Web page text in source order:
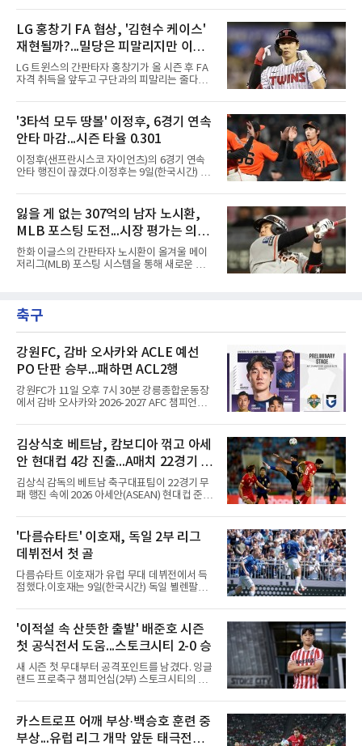
두 2위다. 올해 토론토와 1년 300만 달러에 재계
약한 그는 9위 게일로드 페리(3
크에서 열린 로스앤젤레스 에인절스전에 선발
등판해 7이닝 3피안타 무실점을 기록, 7-0 승리
를 이끌며 시즌 13승(6패)을 올렸다. 평균자책점
은 3.52로 떨어졌고, 3회를 마쳤을 때 통산 1천
226이닝을 기록해 리키 놀라스코의 구단 최다
이닝(1천225⅔이닝)을 경신했다.시즌 소화 이닝
은 163⅔이닝으로 규정이닝 162이닝을 통과했
인트루이스에서 데뷔해 이듬해 마이애미로 이적
한 그는 2022년 리그 최다 228⅔이닝
LG 홍창기 FA 협상, '김현수 케이스'
재현될까?...밀당은 피말리지만 이적
가능성은 낮아
LG 트윈스의 간판타자 홍창기가 올 시즌 후 FA
자격 취득을 앞두고 구단과의 피말리는 줄다리
김현수가 FA 시장에서 이적했던 충격적인 선례
가 소환되면서 벌써부터 팬들의 이목이 집중되
는 양상이다.다만 이번 협상은 과거 김현수 케이
스와는 판이하게 다른 환경 속에서 전개될 것으
로 보인다. 선수 측과 구단 간의 시각 차이가 팽
팽히 맞서며 내부 협상 과정은 극심한 진통을 겪
을 가능성이 크지만, 시장 외부에서 불어오는 변
에서 이탈하는 아픔을 겪었고, 이어진 2026시즌
초중반에도 실전 감각 회복
'3타석 모두 땅볼' 이정후, 6경기 연속
안타 마감...시즌 타율 0.301
이정후(샌프란시스코 자이언츠)의 6경기 연속
안타 행진이 끊겼다.이정후는 9일(한국시간) 미
트로이트 타이거스와의 홈경기에 2번 타자 우익
수로 출전해 3타수 무안타에 그쳤다. 시즌 타율
은 0.301로 하락했다. 1회와 4회 유격수 땅볼, 7
회 2루수 땅볼로 물러났고 9회초 대수비와 교체
됐다.샌프란시스코는 팀 전체가 2안타에 묶인
데다 7회 6실점이 겹쳐 0-8로 졌다.샌디에이고
파드리스 송성문은 휴스턴 애스트로스와의 홈경
잃을 게 없는 307억의 남자 노시환,
MLB 포스팅 도전...시장 평가는 의외
일 수 있어
한화 이글스의 간판타자 노시환이 올겨울 메이
저리그(MLB) 포스팅 시스템을 통해 새로운 도전
을 포함했다. 국내에서 이미 최고 수준의 대우와
확실한 입지를 확보한 만큼, 이번 메이저리그 도
이 없는 도전에 가깝다. 노시환은 이미 KBO리그
에서 연평균 약 28억 원에 달하는 대형 계약과
한화의 프랜차이즈 스타라는 지위를 얻었다. 만
약 MLB 구단들의 평가가 기대에 미치지 못하더
라도 돌아올 곳이 확실하다.그렇다고 포스팅 도
전의 의미가 작아지는 것은 아
축구
강원FC, 감바 오사카와 ACLE 예선
PO 단판 승부...패하면 ACL2행
강원FC가 11일 오후 7시 30분 강릉종합운동장
에서 감바 오사카와 2026-2027 AFC 챔피언스
승자는 ACLE 본선에 오르고 패자는 2부 격 대회
인 AFC 챔피언스리그2(ACL2)로 향한다. 강원은
2024시즌 K리그1 준우승 자격으로 나선 지난 시
즌 ACLE에서 창단 첫 아시아 무대를 경험하며
16강에 진출했고, 2025시즌 리그 5위로 이번 출
전권을 얻었다.감바 오사카는 2025-2026시즌
ACL2 결승에서 크리스티아누 호날두의 소속팀
기세도 좋다.최근 리그 2연패로 상승세가 끊긴
강원은 이번 승리로 반등을 노린다. 김대
김상식호 베트남, 캄보디아 꺾고 아세
안 현대컵 4강 진출...A매치 22경기 무
패 질주
김상식 감독의 베트남 축구대표팀이 22경기 무
패 행진 속에 2026 아세안(ASEAN) 현대컵 준결
딘 국립경기장에서 열린 캄보디아와의 조별리그
A조 4차전에서 응우옌 딘 박의 2골과 상대 자책
골을 묶어 3-1로 이겼다. 3승 1무 승점 10으로
싱가포르(승점 8)를 제치고 조 1위를 차지했고,
A매치 연속 무패는 22경기(19승 3무)로 늘렸다.
종전 자국 기록은 18경기였다.2년마다 열리는
현대컵은 '동남아의 월드컵'으로 불리며, 스즈키
패와 통산 4번째 우승을 노린다.준결승 상대 말
레이시아는 8일 필리핀을 1-0
'다름슈타트' 이호재, 독일 2부 리그
데뷔전서 첫 골
다름슈타트 이호재가 유럽 무대 데뷔전에서 득
점했다.이호재는 9일(한국시간) 독일 뵐렌팔토
2027시즌 2.분데스리가(2부) 개막전에서 0-2로
뒤진 후반 추격골을 넣었다. 후반 15분 핀 라켄
마허와 교체 투입된 그는 후반 31분 페널티지역
오른쪽에서 카이 클레피시의 패스를 받아 오른
발 슈팅으로 마무리했다.다름슈타트는 후반 41
분 알렉산다르 부코티치의 동점골로 승점 1을
챙겼다. 홀슈타인 킬은 전반 8분 기예르모 발지,
활용한 제공권과 문전 슈팅이 강점인 정통 스트
라이커로, K리그1 포항 스틸러스에서
'이적설 속 산뜻한 출발' 배준호 시즌
첫 공식전서 도움...스토크시티 2-0 승
새 시즌 첫 무대부터 공격포인트를 남겼다. 잉글
랜드 프로축구 챔피언십(2부) 스토크시티의 배
호는 9일(한국시간) 영국 스토크온트렌트의 베
트365 스타디움에서 열린 올덤 애슬레틱(4부)과
의 2026-2027시즌 잉글랜드 풋볼리그컵(EFL
컵) 1라운드에서 팀의 2-0 승리에 쐐기를 박는
카스트로프 어깨 부상·백승호 훈련 중
부상...유럽 리그 개막 앞둔 태극전사